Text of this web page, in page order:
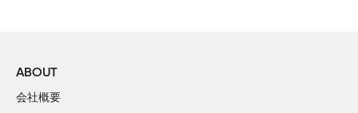
ABOUT
会社概要